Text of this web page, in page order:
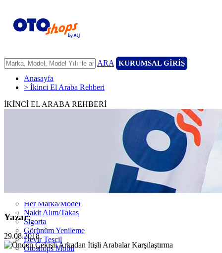
ARA KURUMSAL GİRİŞ
Garanti ve 7/24 Yol Yardımı
14 Günde Değişim
Her Marka/Model
Nakit Alım/Takas
Sigorta
Görünüm Yenileme
Devir Tescil
Otoshops Mobil
Anasayfa
> İkinci El Araba Rehberi
İKİNCİ EL ARABA REHBERİ
Yazar:
29.08.2018